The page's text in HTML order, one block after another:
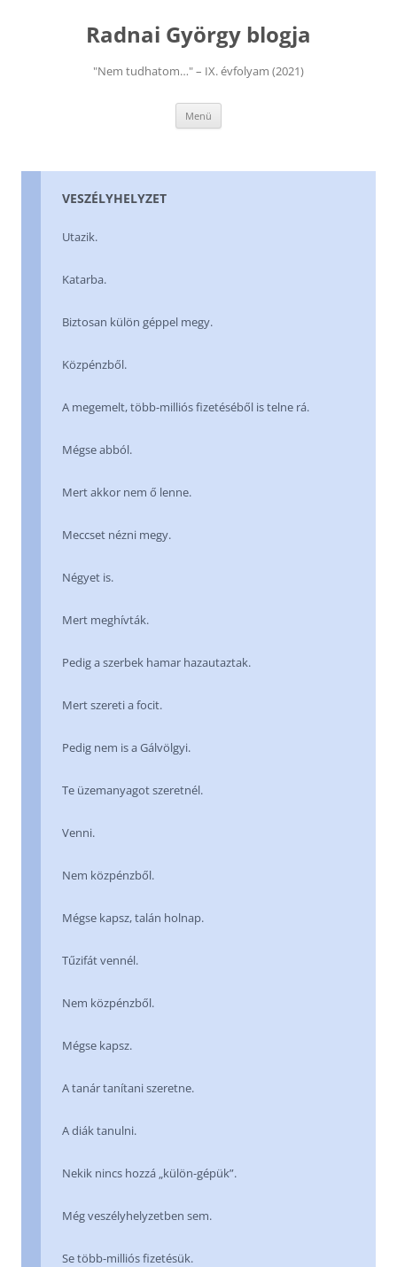
Radnai György blogja
"Nem tudhatom…" – IX. évfolyam (2021)
Menü
VESZÉLYHELYZET
Utazik.
Katarba.
Biztosan külön géppel megy.
Közpénzből.
A megemelt, több-milliós fizetéséből is telne rá.
Mégse abból.
Mert akkor nem ő lenne.
Meccset nézni megy.
Négyet is.
Mert meghívták.
Pedig a szerbek hamar hazautaztak.
Mert szereti a focit.
Pedig nem is a Gálvölgyi.
Te üzemanyagot szeretnél.
Venni.
Nem közpénzből.
Mégse kapsz, talán holnap.
Tűzifát vennél.
Nem közpénzből.
Mégse kapsz.
A tanár tanítani szeretne.
A diák tanulni.
Nekik nincs hozzá „külön-gépük”.
Még veszélyhelyzetben sem.
Se több-milliós fizetésük.